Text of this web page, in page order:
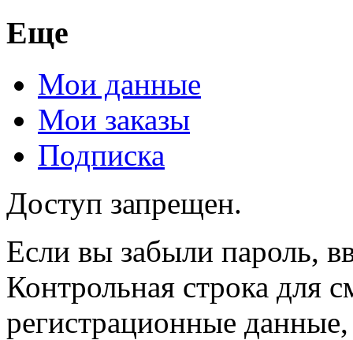
Еще
Мои данные
Мои заказы
Подписка
Доступ запрещен.
Если вы забыли пароль,
Контрольная строка для
регистрационные